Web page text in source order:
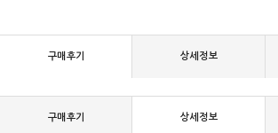
구매후기 상세정보
구매후기 상세정보